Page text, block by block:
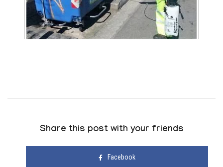
Share this post with your friends
Facebook